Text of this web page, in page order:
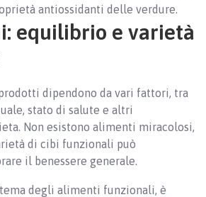
antiossidanti delle verdure.
equilibrio e varietà
dipendono da vari fattori, tra
stato di salute e altri
Non esistono alimenti miracolosi,
di cibi funzionali può
il benessere generale.
degli alimenti funzionali, è